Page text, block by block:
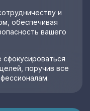
и
обеспечивая
вашего
поручив все